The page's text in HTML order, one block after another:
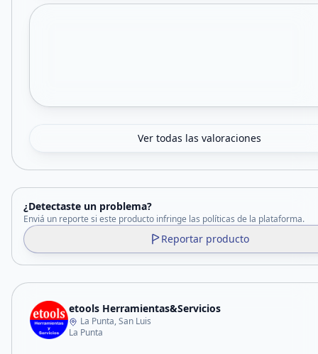
Ver todas las valoraciones
¿Detectaste un problema?
Enviá un reporte si este producto infringe las políticas de la plataforma.
Reportar producto
etools Herramientas&Servicios
La Punta, San Luis
La Punta